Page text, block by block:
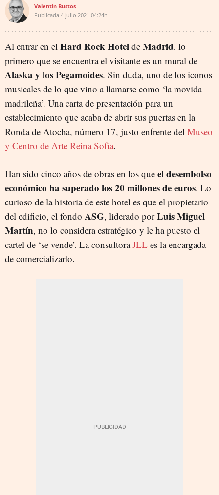
Valentín Bustos
Publicada 4 julio 2021 04:24h
Al entrar en el Hard Rock Hotel de Madrid, lo
primero que se encuentra el visitante es un mural de
Alaska y los Pegamoides. Sin duda, uno de los iconos
musicales de lo que vino a llamarse como ‘la movida
madrileña’. Una carta de presentación para un
establecimiento que acaba de abrir sus puertas en la
Ronda de Atocha, número 17, justo enfrente del Museo
y Centro de Arte Reina Sofía.
Han sido cinco años de obras en los que el desembolso
económico ha superado los 20 millones de euros. Lo
curioso de la historia de este hotel es que el propietario
del edificio, el fondo ASG, liderado porLuis Miguel
Martín, no lo considera estratégico y le ha puesto el
cartel de ‘se vende’. La consultoraJLL es la encargada
de comercializarlo.